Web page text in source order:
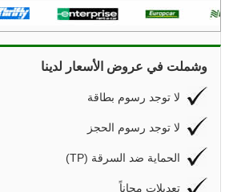
وشملت في عروض الأسعار لدينا
لا توجد رسوم بطاقة
لا توجد رسوم الحجز
(TP) الحماية ضد السرقة
تعديلات مجاناً